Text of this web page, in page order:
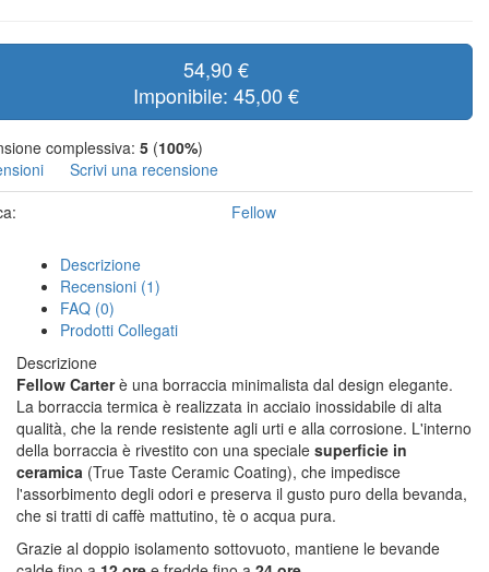
54,90 €
Imponibile: 45,00 €
complessiva: 5 (100%)
Scrivi una recensione
Fellow
Descrizione
Recensioni (1)
FAQ (0)
Prodotti Collegati
Descrizione
Fellow Carterè una borraccia minimalista dal design elegante.
La borraccia termica è realizzata in acciaio inossidabile di alta
qualità, che la rende resistente agli urti e alla corrosione. L'interno
della borraccia è rivestito con una speciale superficie in
ceramica (True Taste Ceramic Coating), che impedisce
l'assorbimento degli odori e preserva il gusto puro della bevanda,
che si tratti di caffè mattutino, tè o acqua pura.
Grazie al doppio isolamento sottovuoto, mantiene le bevande